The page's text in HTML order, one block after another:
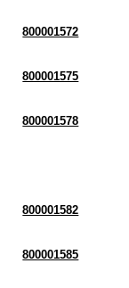
800001572
800001575
800001578
800001582
800001585